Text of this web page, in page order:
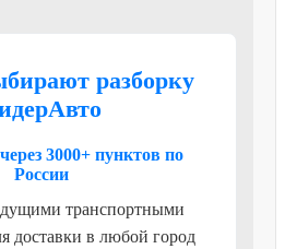
разборку
3000+ пунктов по
России
транспортными
доставки в любой город